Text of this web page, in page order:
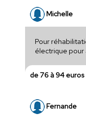
Michelle
Pour
électrique
de 76 à 94 euros
Fernande